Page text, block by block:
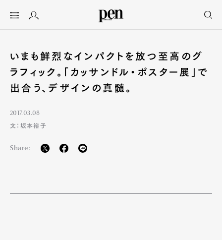
いまも鮮烈なインパクトを放つ至高のグ
ラフィック。「カッサンドル・ポスター展」で
出合う、デザインの真髄。
2017.03.08
⽂：坂本裕⼦
Share: